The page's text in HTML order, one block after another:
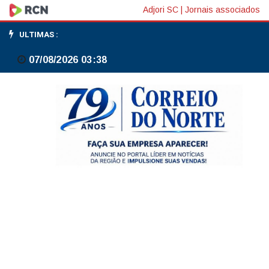
Mendes
pede
à
investigação
contra
Adjori SC Jornais associados
ULTIMAS :
07/08/2026 03:38